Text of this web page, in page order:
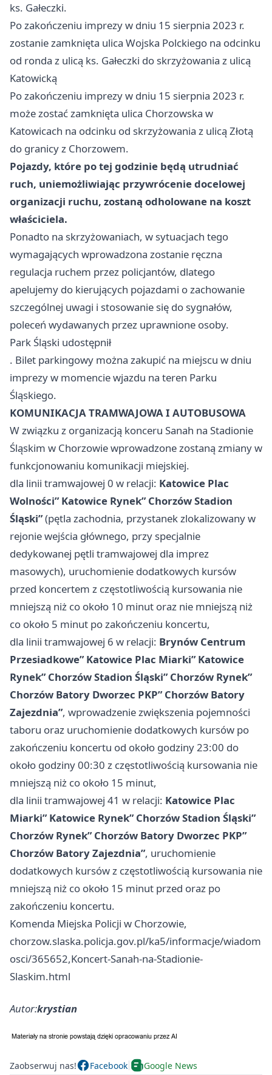
ks. Gałeczki.
Po zakończeniu imprezy w dniu 15 sierpnia 2023 r.
zostanie zamknięta ulica Wojska Polckiego na odcinku
od ronda z ulicą ks. Gałeczki do skrzyżowania z ulicą
Katowicką
Po zakończeniu imprezy w dniu 15 sierpnia 2023 r.
może zostać zamknięta ulica Chorzowska w
Katowicach na odcinku od skrzyżowania z ulicą Złotą
do granicy z Chorzowem.
Pojazdy, które po tej godzinie będą utrudniać
ruch, uniemożliwiając przywrócenie docelowej
organizacji ruchu, zostaną odholowane na koszt
właściciela.
Ponadto na skrzyżowaniach, w sytuacjach tego
wymagających wprowadzona zostanie ręczna
regulacja ruchem przez policjantów, dlatego
apelujemy do kierujących pojazdami o zachowanie
szczególnej uwagi i stosowanie się do sygnałów,
poleceń wydawanych przez uprawnione osoby.
Park Śląski udostępnił
. Bilet parkingowy można zakupić na miejscu w dniu
imprezy w momencie wjazdu na teren Parku
Śląskiego.
KOMUNIKACJA TRAMWAJOWA I AUTOBUSOWA
W związku z organizacją konceru Sanah na Stadionie
Śląskim w Chorzowie wprowadzone zostaną zmiany w
funkcjonowaniu komunikacji miejskiej.
dla linii tramwajowej 0 w relacji: Katowice Plac
Wolności”Katowice Rynek”ChorzówStadion
Śląski”(pętla zachodnia, przystanek zlokalizowany w
rejonie wejścia głównego, przy specjalnie
dedykowanej pętli tramwajowej dla imprez
masowych), uruchomienie dodatkowych kursów
przed koncertem z częstotliwością kursowania nie
mniejszą niż co około 10 minut oraz nie mniejszą niż
co około 5 minut po zakończeniu koncertu,
dla linii tramwajowej 6 w relacji: Brynów Centrum
Przesiadkowe”Katowice Plac Miarki”Katowice
Rynek”ChorzówStadion Śląski”Chorzów Rynek”
Chorzów Batory Dworzec PKP”Chorzów Batory
Zajezdnia”, wprowadzenie zwiększenia pojemności
taboru oraz uruchomienie dodatkowych kursów po
zakończeniu koncertu od około godziny 23:00 do
około godziny 00:30 z częstotliwością kursowania nie
mniejszą niż co około 15 minut,
dla linii tramwajowej 41 w relacji: Katowice Plac
Miarki”Katowice Rynek”ChorzówStadion Śląski”
Chorzów Rynek”Chorzów Batory Dworzec PKP”
Chorzów Batory Zajezdnia”, uruchomienie
dodatkowych kursów z częstotliwością kursowania nie
mniejszą niż co około 15 minut przed oraz po
zakończeniu koncertu.
Komenda Miejska Policji w Chorzowie,
chorzow.slaska.policja.gov.pl/ka5/informacje/wiadom
osci/365652,Koncert-Sanah-na-Stadionie-
Slaskim.html
Autor:krystian
Zaobserwuj nas! Facebook Google News